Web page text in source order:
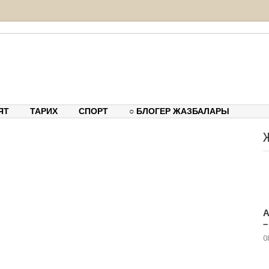
ТАРИХ СПОРТ ○ БЛОГЕР ЖАЗБАЛАРЫ